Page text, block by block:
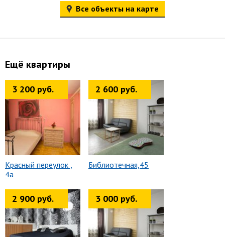
Все объекты на карте
Ещё квартиры
3 200 руб.
Красный переулок ,
4а
2 600 руб.
Библиотечная,45
2 900 руб. 3 000 руб.